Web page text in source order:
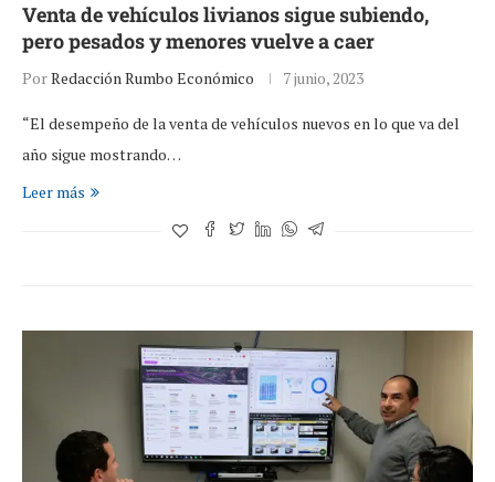
Venta de vehículos livianos sigue subiendo,
pero pesados y menores vuelve a caer
PorRedacción Rumbo Económico 7 junio, 2023
“El desempeño de la venta de vehículos nuevos en lo que va del
año sigue mostrando…
Leer más